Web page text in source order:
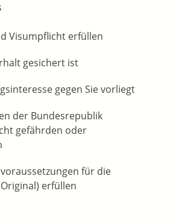
Visumpflicht erfüllen
gesichert ist
gegen Sie vorliegt
der Bundesrepublik
gefährden oder
für die
erfüllen